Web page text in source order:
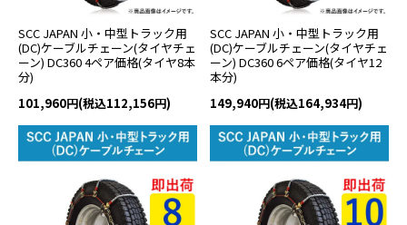
SCC JAPAN 小・中型トラック用
(DC)ケーブルチェーン(タイヤチェ
ーン) DC360 4ペア価格(タイヤ8本
分)
101,960円(税込112,156円)
SCC JAPAN 小・中型トラック用
(DC)ケーブルチェーン(タイヤチェ
ーン) DC360 6ペア価格(タイヤ12
本分)
149,940円(税込164,934円)